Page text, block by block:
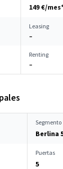
149 €/
Leasing
–
Renting
–
Segmento
Berlina
Puertas
5